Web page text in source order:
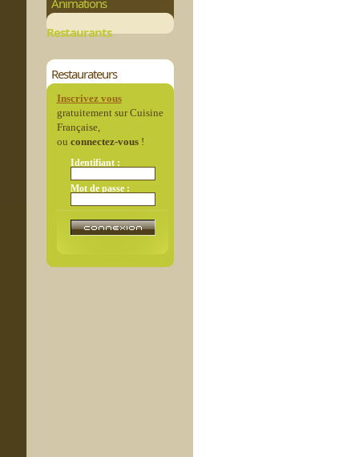
Animations
Restaurants
Restaurateurs
Inscrivez vous
gratuitement sur Cuisine
Française,
ou connectez-vous!
Identifiant :
Mot de passe :